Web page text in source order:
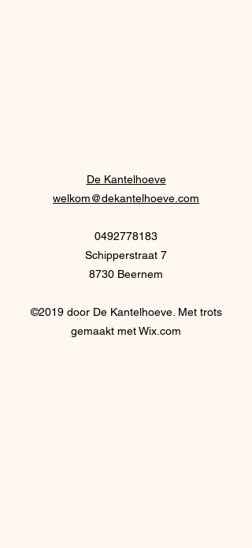
De Kantelhoeve
welkom@dekantelhoeve.com
0492778183
Schipperstraat 7
8730 Beernem
©2019 door De Kantelhoeve. Met trots
gemaakt met Wix.com